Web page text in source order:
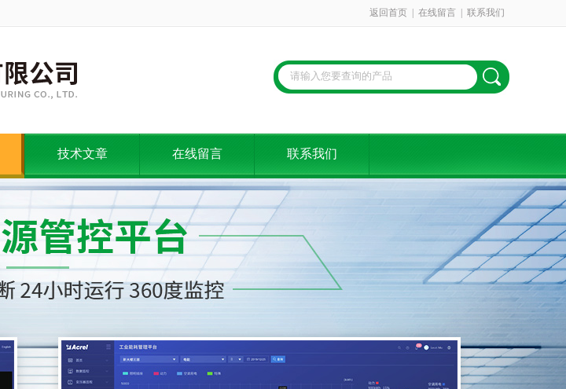
返回首页 在线留言 联系我们
技术文章 在线留言 联系我们